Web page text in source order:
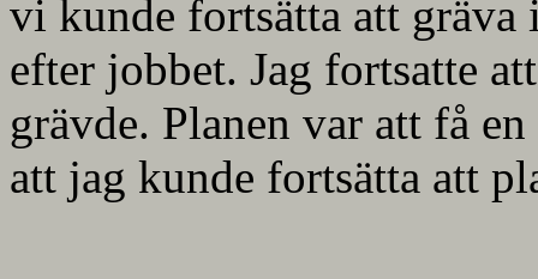
vi kunde fortsätta att gräva
efter jobbet. Jag fortsatte
grävde. Planen var att få
att jag kunde fortsätta att